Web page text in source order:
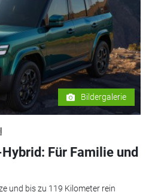
Bildergalerie
Für Familie und
und bis zu 119 Kilometer rein